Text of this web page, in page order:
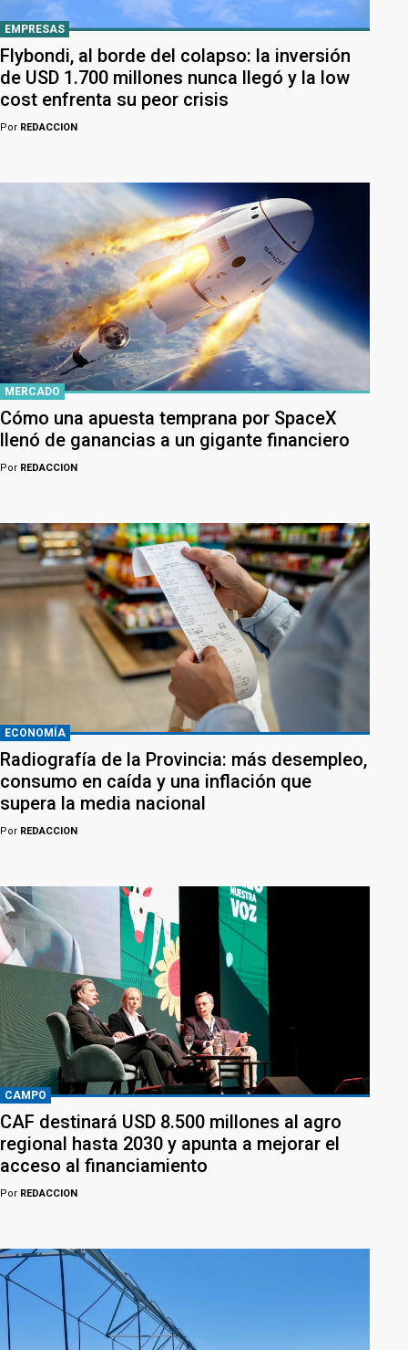
EMPRESAS
Flybondi, al borde del colapso: la inversión
de USD 1.700 millones nunca llegó y la low
cost enfrenta su peor crisis
Por REDACCION
MERCADO
Cómo una apuesta temprana por SpaceX
llenó de ganancias a un gigante financiero
Por REDACCION
ECONOMÍA
Radiografía de la Provincia: más desempleo,
consumo en caída y una inflación que
supera la media nacional
Por REDACCION
CAMPO
CAF destinará USD 8.500 millones al agro
regional hasta 2030 y apunta a mejorar el
acceso al financiamiento
Por REDACCION